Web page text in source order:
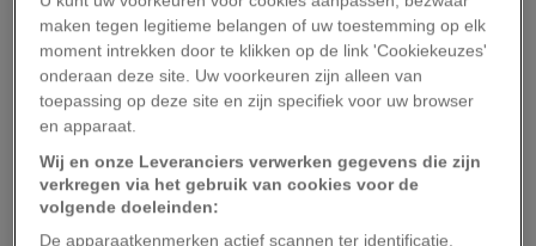
vader, en uiteindelijk trouwt de zeekapitein
buiten dienst met deze ontwapenende spring in
’t veld. Net als het sprookje te saai dreigt te
worden, breekt de Tweede Wereldoorlog uit en
is het gezin genoodzaakt te vluchten. Zingend,
uiteraard, trekken ze te voet over de bergen
naar Zwitserland om ten slotte in Amerika een
maken tegen legitieme belangen of uw toestemming op elk
moment intrekken door te klikken op de link 'Cookiekeuzes'
onderaan deze site. Uw voorkeuren zijn alleen van
toepassing op deze site en zijn specifiek voor uw browser
en apparaat.
Wij en onze Leveranciers verwerken gegevens die zijn
verkregen via het gebruik van cookies voor de
volgende doeleinden:
De apparaatkenmerken actief scannen ter identificatie.